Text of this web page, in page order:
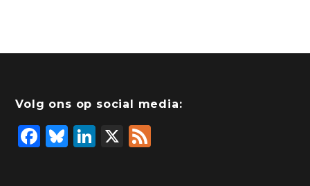
e
o
o
k
e
n
er o
o
n
a
s
s
p
l
Volg ons op social media:
F
Bl
Li X